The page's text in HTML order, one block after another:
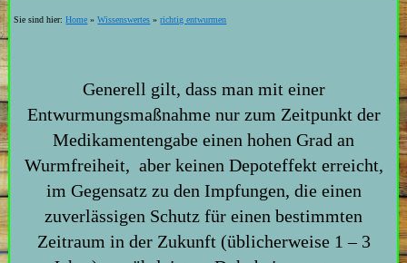
Sie sind hier:Home »Wissenswertes »richtig entwurmen
Generell gilt, dass man mit einer
Entwurmungsmaßnahme nur zum Zeitpunkt der
Medikamentengabe einen hohen Grad an
Wurmfreiheit, aber keinen Depoteffekt erreicht,
im Gegensatz zu den Impfungen, die einen
zuverlässigen Schutz für einen bestimmten
Zeitraum in der Zukunft (üblicherweise 1 – 3